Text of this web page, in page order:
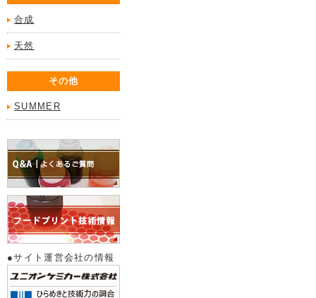
合成
天然
その他
SUMMER
●サイト運営会社の情報